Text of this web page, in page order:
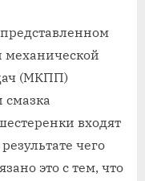
механической
(МКПП)
смазка
входят
чего
это с тем, что